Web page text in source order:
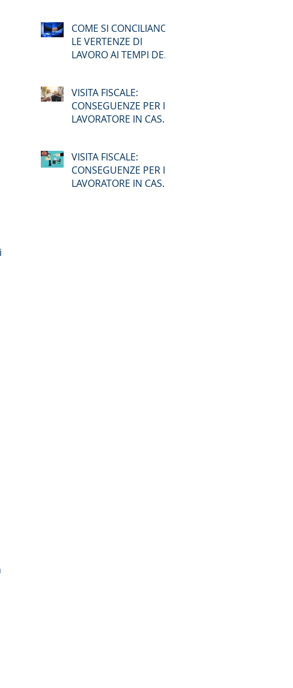
COME SI CONCILIANO
LE VERTENZE DI
LAVORO AI TEMPI DEL
VISITA FISCALE:
CONSEGUENZE PER IL
LAVORATORE IN CASO
VISITA FISCALE:
CONSEGUENZE PER IL
LAVORATORE IN CASO